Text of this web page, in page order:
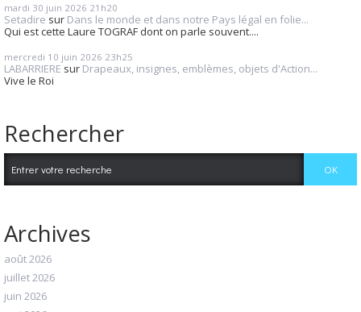
mardi 30 juin 2026 21h20
Setadire sur Dans le monde et dans notre Pays légal en folie...
Qui est cette Laure TOGRAF dont on parle souvent....
mercredi 10 juin 2026 23h25
LABARRIERE sur Drapeaux, insignes, emblèmes, objets d'Action...
Vive le Roi
Rechercher
Archives
août 2026
juillet 2026
juin 2026